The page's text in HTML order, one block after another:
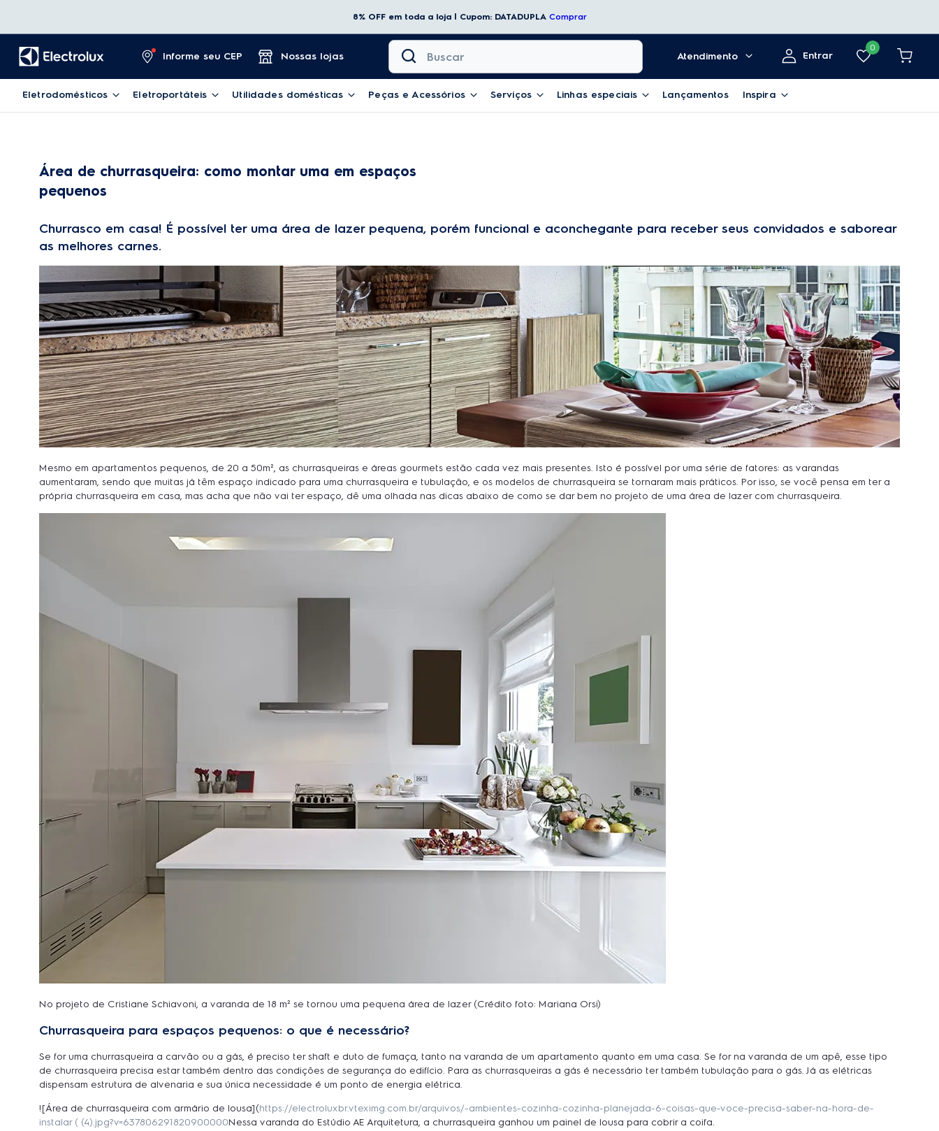
8% OFF em toda a loja | Cupom: DATADUPLA Comprar
Informe seu CEP Nossas lojas
Buscar
Atendimento
Entrar
0
Eletrodomésticos Eletroportáteis Utilidades domésticas Peças e Acessórios Serviços Linhas especiais Lançamentos Inspira
Área de churrasqueira: como montar uma em espaços
pequenos
Churrasco em casa! É possível ter uma área de lazer pequena, porém funcional e aconchegante para receber seus convidados e saborear
as melhores carnes.
Mesmo em apartamentos pequenos, de 20 a 50m², as churrasqueiras e áreas gourmets estão cada vez mais presentes. Isto é possível por uma série de fatores: as varandas
aumentaram, sendo que muitas já têm espaço indicado para uma churrasqueira e tubulação, e os modelos de churrasqueira se tornaram mais práticos. Por isso, se você pensa em ter a
própria churrasqueira em casa, mas acha que não vai ter espaço, dê uma olhada nas dicas abaixo de como se dar bem no projeto de uma área de lazer com churrasqueira.
No projeto de Cristiane Schiavoni, a varanda de 18 m² se tornou uma pequena área de lazer (Crédito foto: Mariana Orsi)
Churrasqueira para espaços pequenos: o que é necessário?
Se for uma churrasqueira a carvão ou a gás, é preciso ter shaft e duto de fumaça, tanto na varanda de um apartamento quanto em uma casa. Se for na varanda de um apê, esse tipo
de churrasqueira precisa estar também dentro das condições de segurança do edifício. Para as churrasqueiras a gás é necessário ter também tubulação para o gás. Já as elétricas
dispensam estrutura de alvenaria e sua única necessidade é um ponto de energia elétrica.
![Área de churrasqueira com armário de lousa](https://electroluxbr.vteximg.com.br/arquivos/-ambientes-cozinha-cozinha-planejada-6-coisas-que-voce-precisa-saber-na-hora-de-
instalar ( (4).jpg?v=637806291820900000Nessa varanda do Estúdio AE Arquitetura, a churrasqueira ganhou um painel de lousa para cobrir a coifa.